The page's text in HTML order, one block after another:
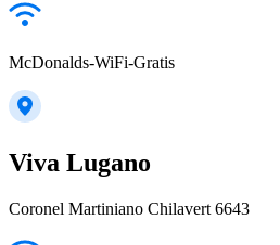
McDonalds-WiFi-Gratis
Viva Lugano
Coronel Martiniano Chilavert 6643